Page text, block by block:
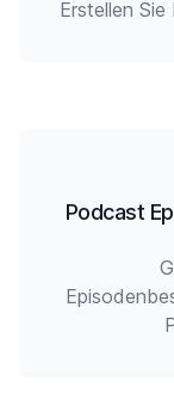
Erstellen
Podcast